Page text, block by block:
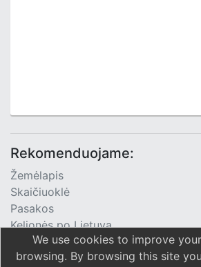
Rekomenduojame:
Žemėlapis
Skaičiuoklė
Pasakos
Kelionės po Lietuvą
TV Programa
We use cookies to improve
browsing. By browsing this site